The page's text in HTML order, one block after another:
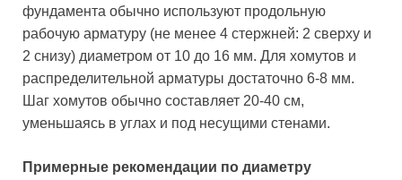
фундамента обычно используют продольную
рабочую арматуру (не менее 4 стержней: 2 сверху и
2 снизу) диаметром от 10 до 16 мм. Для хомутов и
распределительной арматуры достаточно 6-8 мм.
Шаг хомутов обычно составляет 20-40 см,
уменьшаясь в углах и под несущими стенами.
Примерные рекомендации по диаметру